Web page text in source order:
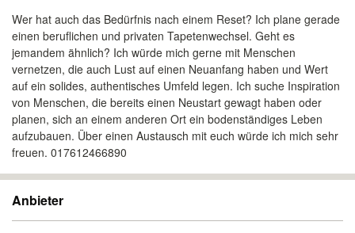
Wer hat auch das Bedürfnis nach einem Reset? Ich plane gerade
einen beruflichen und privaten Tapetenwechsel. Geht es
jemandem ähnlich? Ich würde mich gerne mit Menschen
vernetzen, die auch Lust auf einen Neuanfang haben und Wert
auf ein solides, authentisches Umfeld legen. Ich suche Inspiration
von Menschen, die bereits einen Neustart gewagt haben oder
planen, sich an einem anderen Ort ein bodenständiges Leben
aufzubauen. Über einen Austausch mit euch würde ich mich sehr
freuen. 017612466890
Anbieter